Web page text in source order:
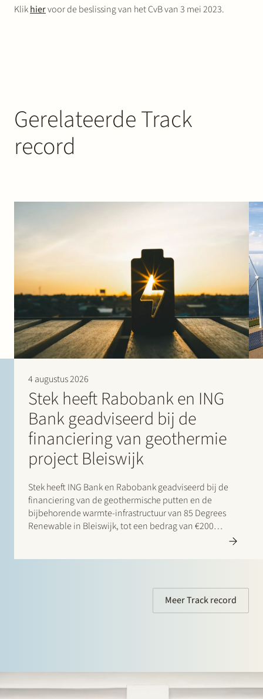
Klikhiervoor de beslissing van het CvB van 3 mei 2023.
Gerelateerde Track
record
4 augustus 2026
Stek heeft Rabobank en ING
Bank geadviseerd bij de
financiering van geothermie
project Bleiswijk
Stek heeft ING Bank en Rabobank geadviseerd bij de
financiering van de geothermische putten en de
bijbehorende warmte-infrastructuur van 85 Degrees
Renewable in Bleiswijk, tot een bedrag van €200
Meer Track record